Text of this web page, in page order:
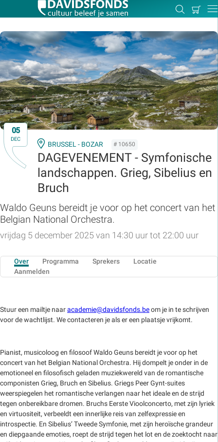
Zoeken
Mijn
05
DEC
BRUSSEL - BOZAR # 10650
DAGEVENEMENT - Symfonische
landschappen. Grieg, Sibelius en
Bruch
Waldo Geuns bereidt je voor op het concert van het
Belgian National Orchestra.
vrijdag 5 december 2025 van 14:30 uur tot 22:00 uur
Over Programma Sprekers
Locatie
Aanmelden
Stuur een mailtje naaracademie@davidsfonds.beom je in te schrijven
voor de wachtlijst. We contacteren je als er een plaatsje vrijkomt.
Pianist, musicoloog en filosoof Waldo Geuns bereidt je voor op het
concert van het Belgian National Orchestra. Hij dompelt je onder in de
emotioneel en filosofisch geladen muziekwereld van de romantische
componisten Grieg, Bruch en Sibelius. Griegs Peer Gynt-suites
weerspiegelen het romantische verlangen naar het ideale en de strijd
tegen onbereikbare dromen. Bruchs Eerste Vioolconcerto, met zijn lyriek
en virtuositeit, verbeeldt een innerlijke reis van zelfexpressie en
introspectie. En Sibelius’ Tweede Symfonie, met zijn heroïsche grandeur
en diepgaande emoties, roept de strijd tegen het lot en de zoektocht naar
Zoek:
Zoeken